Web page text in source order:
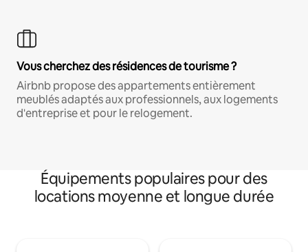
Vous cherchez des résidences de tourisme ?
Airbnb propose des appartements entièrement
meublés adaptés aux professionnels, aux logements
d'entreprise et pour le relogement.
Équipements populaires pour des
locations moyenne et longue durée